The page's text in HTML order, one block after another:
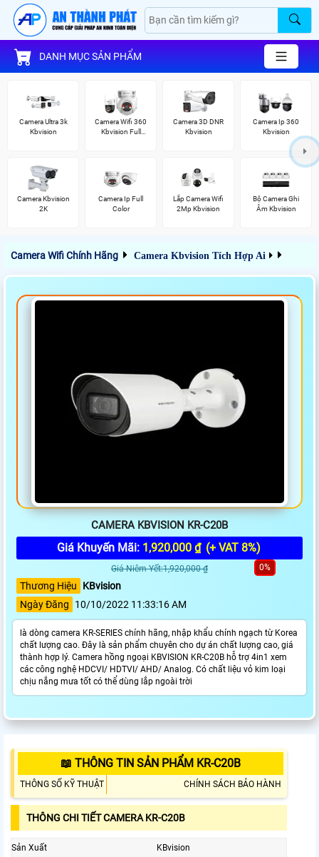
DANH MỤC SẢN PHẨM
Camera Ultra 3k
Kbvision
Camera Wifi 360
Kbvision Full
Camera 3D DNR
Kbvision
Camera Ip 360
Kbvision
Camera Kbvision
2K
Camera Ip Full
Color
Lắp Camera Wifi
2Mp Kbvision
Bộ Camera Ghi
Âm Kbvision
Camera Wifi Chính Hãng Camera Kbvision Tích Hợp Ai
CAMERA KBVISION KR-C20B
Giá Khuyến Mãi: 1,920,000 ₫ (+ VAT 8%)
Giá Niêm Yết:1,920,000 ₫ 0%
Thương Hiệu
KBvision
Ngày Đăng
10/10/2022 11:33:16 AM
là dòng camera KR-SERIES chính hãng, nhập khẩu chính ngạch từ Korea
chất lượng cao. Đây là sản phẩm chuyên cho dự án chất lượng cao, giá
thành hợp lý. Camera hồng ngoại KBVISION KR-C20B hỗ trợ 4in1 xem
các công nghệ HDCVI/ HDTVI/ AHD/ Analog. Có chất liệu vỏ kim loại
chịu nắng mưa tốt có thể dùng lắp ngoài trời
📖 THÔNG TIN SẢN PHẨM KR-C20B
THÔNG SỐ KỸ THUẬT CHÍNH SÁCH BẢO HÀNH
THÔNG CHI TIẾT CAMERA KR-C20B
Sản Xuất
KBvision